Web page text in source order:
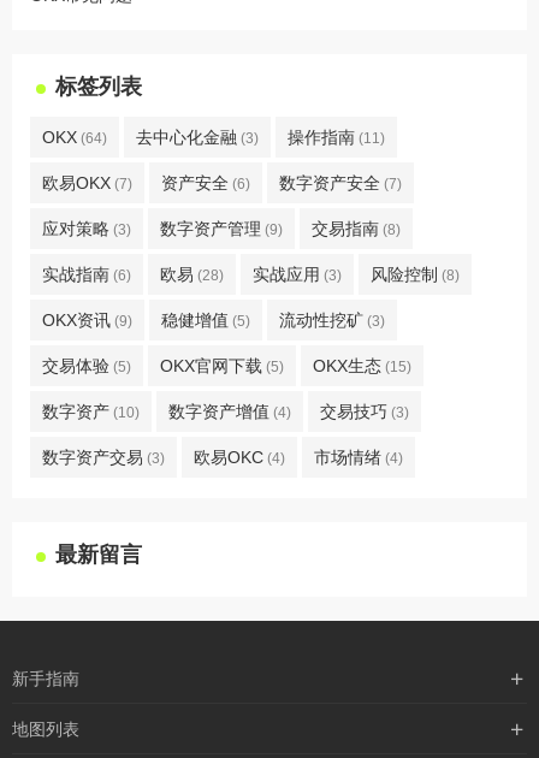
标签列表
OKX (64) 去中心化金融 (3) 操作指南 (11)
欧易OKX (7) 资产安全 (6) 数字资产安全 (7)
应对策略 (3) 数字资产管理 (9) 交易指南 (8)
实战指南 (6) 欧易 (28) 实战应用 (3) 风险控制 (8)
OKX资讯 (9) 稳健增值 (5) 流动性挖矿 (3)
交易体验 (5) OKX官网下载 (5) OKX生态 (15)
数字资产 (10) 数字资产增值 (4) 交易技巧 (3)
数字资产交易 (3) 欧易OKC (4) 市场情绪 (4)
最新留言
新手指南
购买流程
地图列表